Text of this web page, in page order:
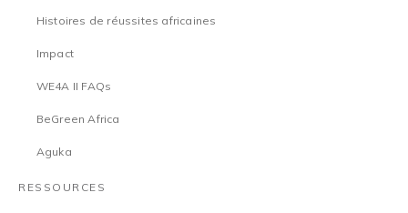
Histoires de réussites africaines
Impact
WE4A II FAQs
BeGreen Africa
Aguka
RESSOURCES